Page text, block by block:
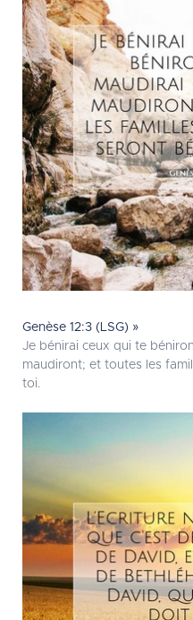
Genèse 12:3 (LSG) »
Je bénirai ceux qui te
maudiront; et toutes les
toi.